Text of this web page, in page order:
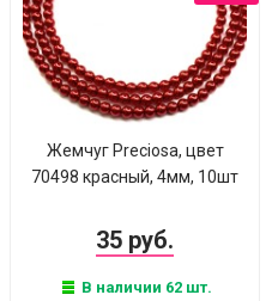
Жемчуг Preciosa, цвет
70498 красный, 4мм, 10шт
35 руб.
В наличии 62 шт.